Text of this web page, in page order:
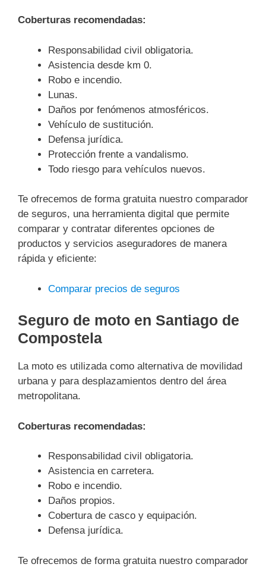
Coberturas recomendadas:
Responsabilidad civil obligatoria.
Asistencia desde km 0.
Robo e incendio.
Lunas.
Daños por fenómenos atmosféricos.
Vehículo de sustitución.
Defensa jurídica.
Protección frente a vandalismo.
Todo riesgo para vehículos nuevos.
Te ofrecemos de forma gratuita nuestro comparador
de seguros, una herramienta digital que permite
comparar y contratar diferentes opciones de
productos y servicios aseguradores de manera
rápida y eficiente:
Comparar precios de seguros
Seguro de moto en Santiago de
Compostela
La moto es utilizada como alternativa de movilidad
urbana y para desplazamientos dentro del área
metropolitana.
Coberturas recomendadas:
Responsabilidad civil obligatoria.
Asistencia en carretera.
Robo e incendio.
Daños propios.
Cobertura de casco y equipación.
Defensa jurídica.
Te ofrecemos de forma gratuita nuestro comparador